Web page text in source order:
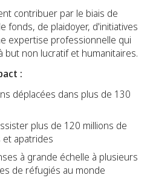
contribuer par le biais de
fonds, de plaidoyer, d'initiatives
expertise professionnelle qui
but non lucratif et humanitaires.
:
déplacées dans plus de 130
plus de 120 millions de
apatrides
à grande échelle à plusieurs
de réfugiés au monde